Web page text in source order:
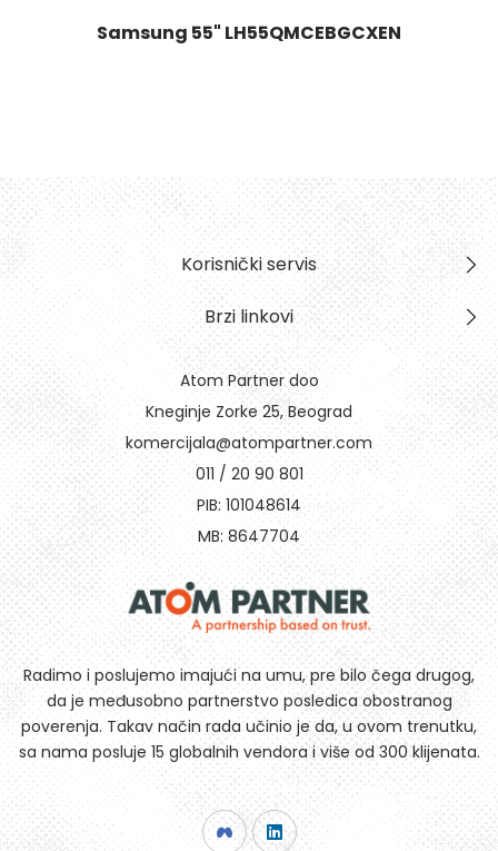
Samsung 55" LH55QMCEBGCXEN
Korisnički servis
Brzi linkovi
Atom Partner doo
Kneginje Zorke 25, Beograd
komercijala@atompartner.com
011 / 20 90 801
PIB: 101048614
MB: 8647704
Radimo i poslujemo imajući na umu, pre bilo čega drugog,
da je međusobno partnerstvo posledica obostranog
poverenja. Takav način rada učinio je da, u ovom trenutku,
sa nama posluje 15 globalnih vendora i više od 300 klijenata.